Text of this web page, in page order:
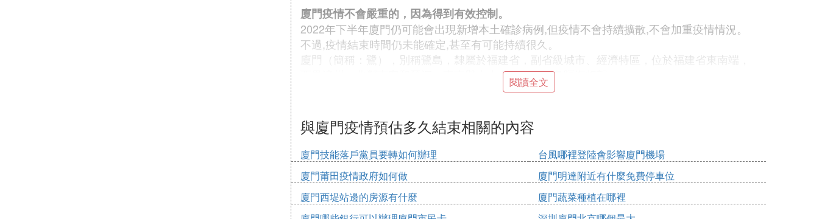
廈門疫情不會嚴重的，因為得到有效控制。
2022年下半年廈門仍可能會出現新增本土確診病例,但疫情不會持續擴散,不會加重疫情情況。
不過,疫情結束時間仍未能確定,甚至有可能持續很久。
廈門（簡稱：鷺），別稱鷺島，隸屬於福建省，副省級城市、經濟特區，位於福建省東南端，
西界漳州，北鄰南安和晉江，東南與大小金門和大擔島隔海相望。
廈門疫情在2023年1月8日起，正式解封。
在2023年1月8日之前，廈門作為全國疫情防控的重點城市之一，採取了一系列嚴格的防控措
施，包括限制人員流動、關閉公共場所、加強社區管理等，以遏制疫情的擴散。這些措施在一
定程度上有效地控制了疫情的蔓延，為後續的解封工作奠定了基礎。
閱讀全文
與廈門疫情預估多久結束相關的內容
廈門技能落戶黨員要轉如何辦理
台風哪裡登陸會影響廈門機場
廈門莆田疫情政府如何做
廈門明達附近有什麼免費停車位
廈門西堤站邊的房源有什麼
廈門蔬菜種植在哪裡